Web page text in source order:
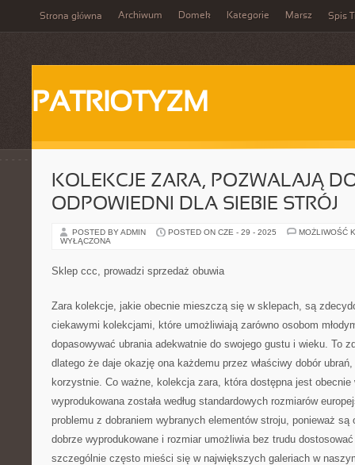
Strona główna Archiwum Domek Kategorie Marsz Spis
PATRIOTYZM
KOLEKCJE ZARA, POZWALAJĄ
ODPOWIEDNI DLA SIEBIE STRÓJ
POSTED BY ADMIN POSTED ON CZE - 29 - 2025
MOŻLIWOŚĆ
WYŁĄCZONA
Sklep ccc, prowadzi sprzedaż obuwia
Zara kolekcje, jakie obecnie mieszczą się w sklepach, są
ciekawymi kolekcjami, które umożliwiają zarówno osobom
dopasowywać ubrania adekwatnie do swojego gustu i wieku. To
dlatego że daje okazję ona każdemu przez właściwy dobór
korzystnie. Co ważne, kolekcja zara, która dostępna jest
wyprodukowana została według standardowych rozmiarów
problemu z dobraniem wybranych elementów stroju, ponieważ są
dobrze wyprodukowane i rozmiar umożliwia bez trudu
szczególnie często mieści się w największych galeriach w